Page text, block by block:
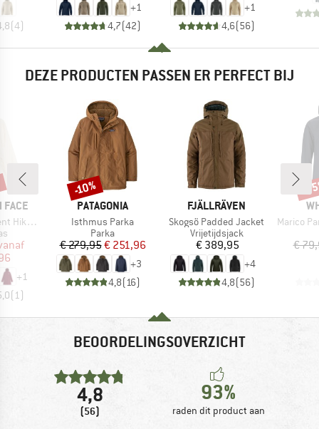
(4)
+1
4,7(42)
+1
4,6(56)
DEZE PRODUCTEN PASSEN ER PERFECT BIJ
FACE
Parka
prijs
+1
(1 )
MERK
PATAGONIA
Artikel
Isthmus Parka
Productgroep
Parka
Prijs
€ 279,95Verlaagde prijs
€ 251,96
+3
4,8(16)
Korting
-10%
MERK
FJÄLLRÄVEN
Artikel
Skogsö Padded Jacket
Productgroep
Vrijetijdsjack
Prijs
€ 389,95
+4
4,8(56)
Artikel
Marico
€
-
BEOORDELINGSOVERZICHT
4,8
(56)
93%
raden dit product aan